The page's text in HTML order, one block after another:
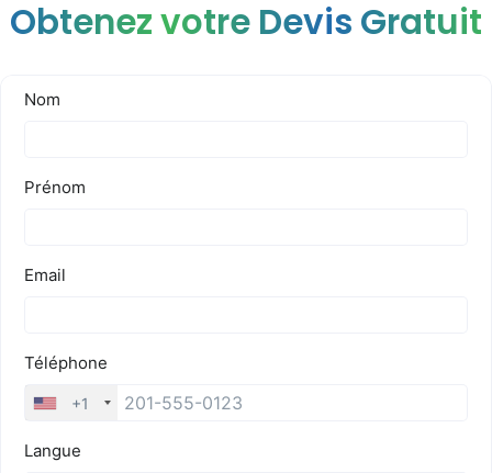
Obtenez votre Devis Gratuit